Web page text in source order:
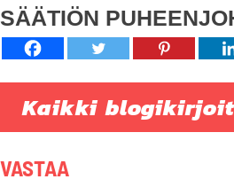
SÄÄTIÖN
Kaikki
VASTAA